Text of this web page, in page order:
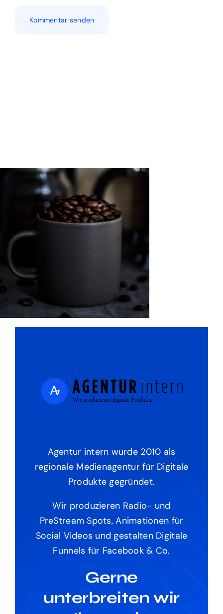
Agentur intern wurde 2010 als
regionale Medienagentur für Digitale
Produkte gegründet.
Wir produzieren Radio- und
PreStream Spots, Animationen für
Social Videos und gestalten Digitale
Funnels für Facebook & Co.
Gerne
unterbreiten wir